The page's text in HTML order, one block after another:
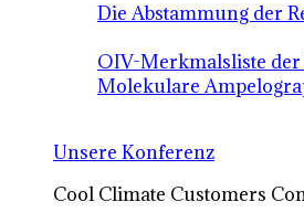
Die Abstammung der
OIV-Merkmalsliste der
Molekulare
Unsere Konferenz
Cool Climate Customers